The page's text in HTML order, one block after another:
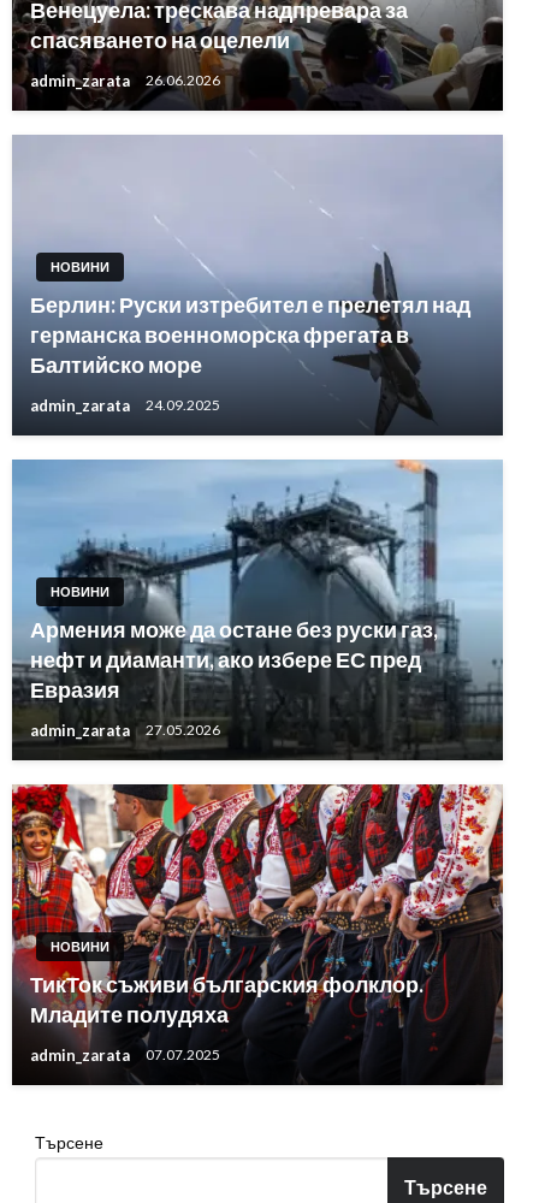
Венецуела: трескава надпревара за
спасяването на оцелели
admin_zarata 26.06.2026
НОВИНИ
Берлин: Руски изтребител е прелетял над
германска военноморска фрегата в
Балтийско море
admin_zarata 24.09.2025
НОВИНИ
Армения може да остане без руски газ,
нефт и диаманти, ако избере ЕС пред
Евразия
admin_zarata 27.05.2026
НОВИНИ
ТикТок съживи българския фолклор.
Младите полудяха
admin_zarata 07.07.2025
Търсене
Търсене